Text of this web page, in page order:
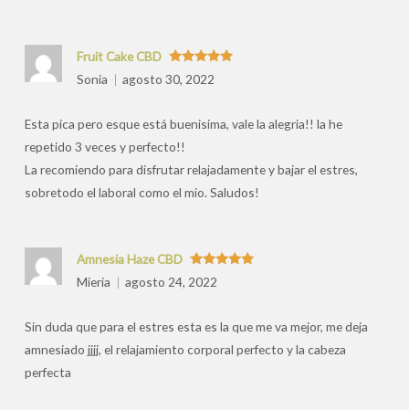
Valorado
con5de 5
Fruit Cake CBD
Sonia
agosto 30, 2022
Esta pica pero esque está buenisima, vale la alegria!! la he
repetido 3 veces y perfecto!!
La recomiendo para disfrutar relajadamente y bajar el estres,
sobretodo el laboral como el mio. Saludos!
Valorado
con5
Amnesia Haze CBD
Mieria
agosto 24, 2022
Sin duda que para el estres esta es la que me va mejor, me deja
amnesiado jjjj, el relajamiento corporal perfecto y la cabeza
perfecta